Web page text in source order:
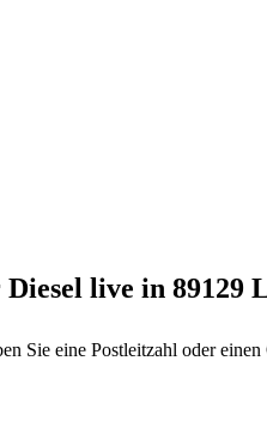
live in 89129
Sie eine Postleitzahl oder